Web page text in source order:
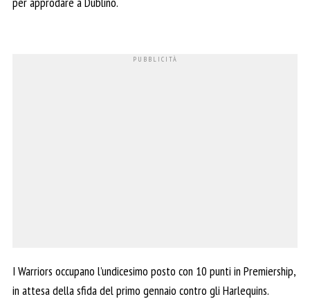
I Warriors occupano l’undicesimo posto con 10 punti in Premiership,
in attesa della sfida del primo gennaio contro gli Harlequins.